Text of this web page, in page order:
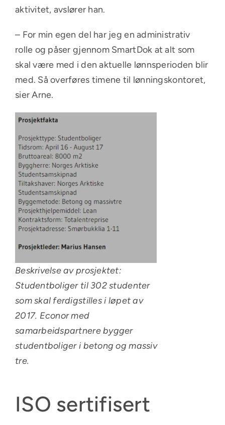
aktivitet, avslører han.
– For min egen del har jeg en administrativ
rolle og påser gjennom SmartDok at alt som
skal være med i den aktuelle lønnsperioden blir
med. Så overføres timene til lønningskontoret,
sier Arne.
Beskrivelse av prosjektet:
Studentboliger til 302 studenter
som skal ferdigstilles i løpet av
2017. Econor med
samarbeidspartnere bygger
studentboliger i betong og massiv
tre.
ISO sertifisert